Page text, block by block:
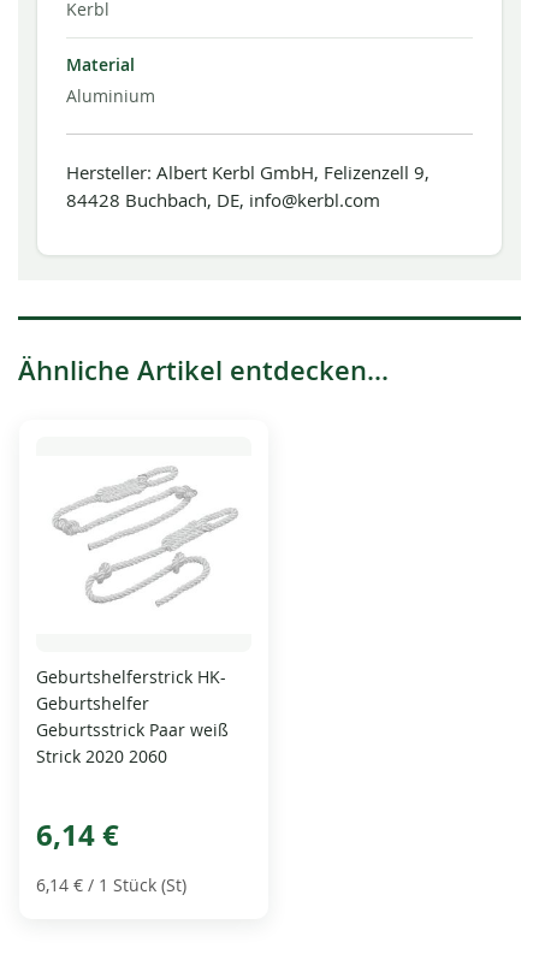
Kerbl
Material
Aluminium
Hersteller: Albert Kerbl GmbH, Felizenzell 9,
84428 Buchbach, DE, info@kerbl.com
Ähnliche Artikel entdecken...
Geburtshelferstrick HK-
Geburtshelfer
Geburtsstrick Paar weiß
Strick 2020 2060
6,14 €
6,14 € / 1 Stück (St)